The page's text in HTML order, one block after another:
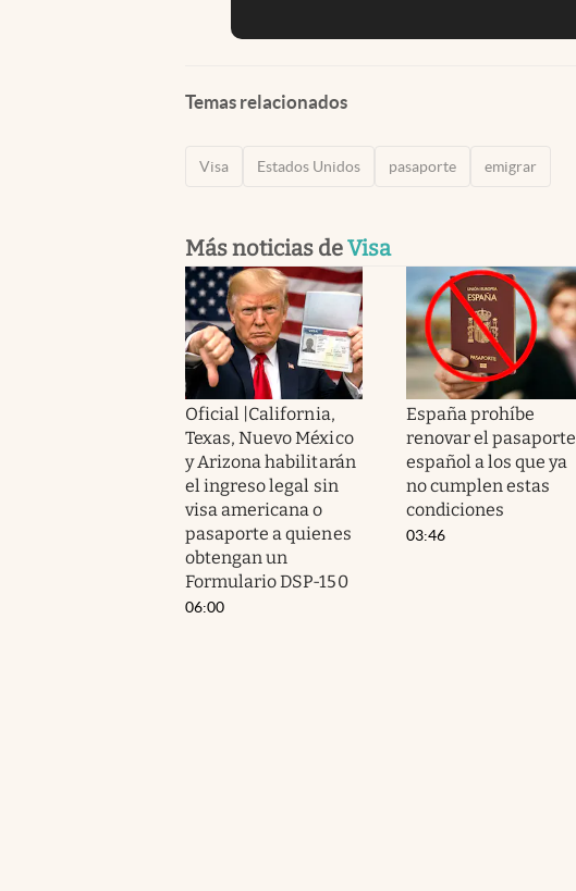
Temas relacionados
Visa Estados Unidos pasaporte emigrar
Más noticias deVisa
Oficial |California,
Texas, Nuevo México
y Arizona habilitarán
el ingreso legal sin
visa americana o
pasaporte a quienes
obtengan un
Formulario DSP-150
06:00
España prohíbe
renovar el pasaporte
español a los que ya
no cumplen estas
condiciones
03:46